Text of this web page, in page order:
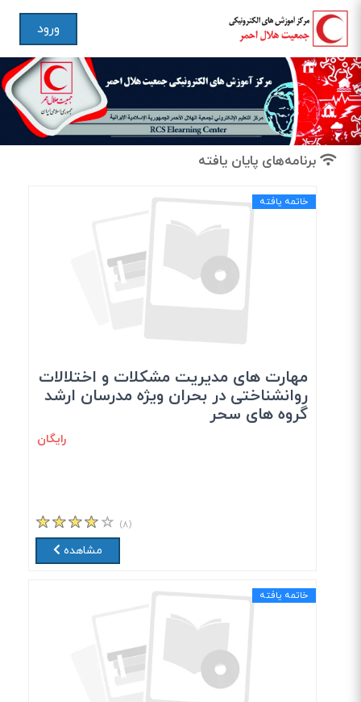
ورود
برنامه‌های پایان یافته
خاتمه یافته
مهارت های مدیریت مشکلات و اختلالات
روانشناختی در بحران ویژه مدرسان ارشد
گروه های سحر
رایگان
(۸)
مشاهده
خاتمه یافته